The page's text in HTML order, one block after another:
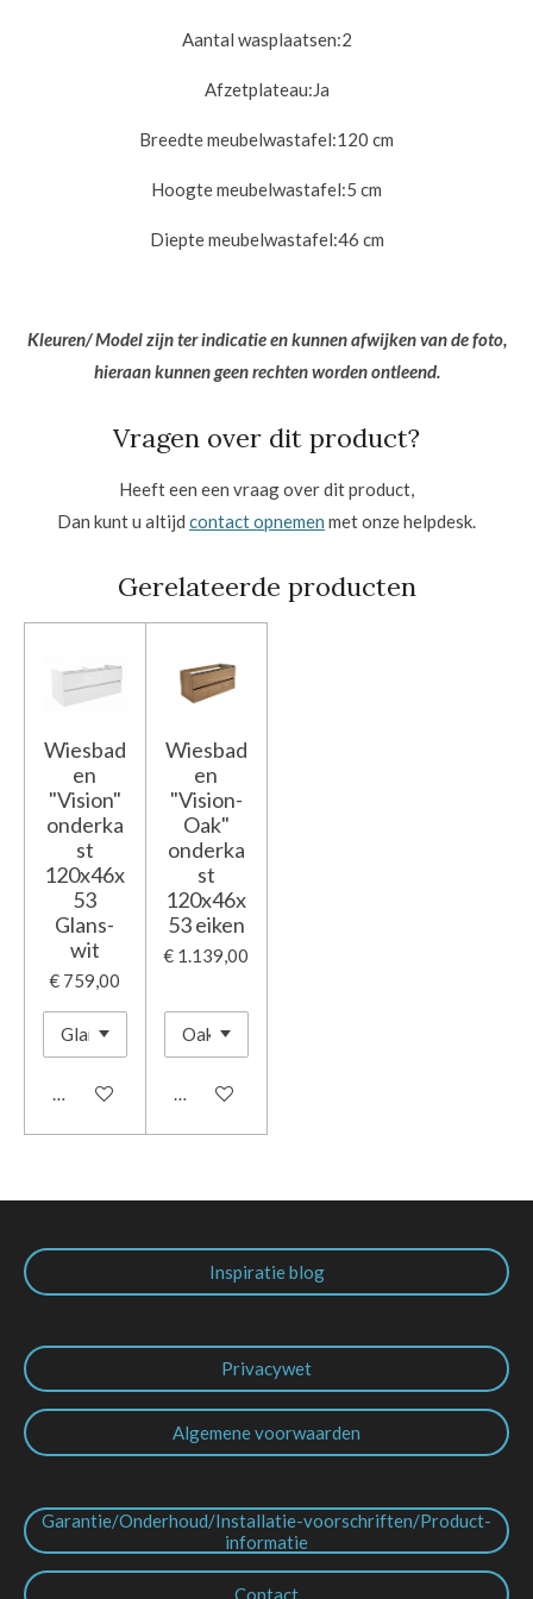
Aantal wasplaatsen:2
Afzetplateau:Ja
Breedte meubelwastafel:120 cm
Hoogte meubelwastafel:5 cm
Diepte meubelwastafel:46 cm
Kleuren/ Model zijn ter indicatie en kunnen afwijken van de foto,
hieraan kunnen geen rechten worden ontleend.
Vragen over dit product?
Heeft een een vraag over dit product,
Dan kunt u altijd contact opnemen met onze helpdesk.
Gerelateerde producten
Wiesbad
en
"Vision"
onderka
st
120x46x
53
Glans-
wit
€ 759,00
In winkelwagen
Wiesbad
en
"Vision-
Oak"
onderka
st
120x46x
53 eiken
€ 1.139,00
In winkelwagen
Inspiratie blog
Privacywet
Algemene voorwaarden
Garantie/Onderhoud/Installatie-voorschriften/Product-
informatie
Contact